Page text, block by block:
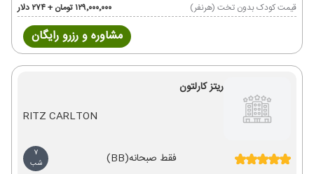
قیمت کودک بدون تخت (هرنفر)
۱۲۹٬۰۰۰٬۰۰۰ تومان + ۲۷۴ دلار
مشاوره و رزرو رایگان
ریتز کارلتون
RITZ CARLTON
فقط صبحانه(BB)
7
شب